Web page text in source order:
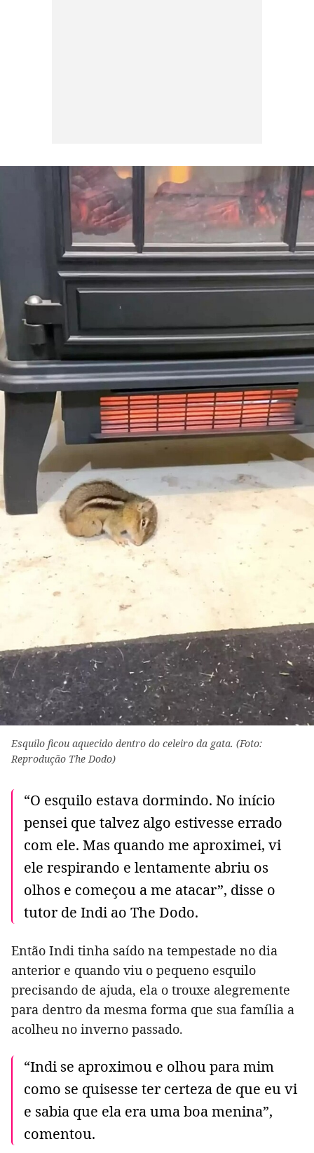
Esquilo ficou aquecido dentro do celeiro da gata. (Foto:
Reprodução The Dodo)
“O esquilo estava dormindo. No início
pensei que talvez algo estivesse errado
com ele. Mas quando me aproximei, vi
ele respirando e lentamente abriu os
olhos e começou a me atacar”, disse o
tutor de Indi ao The Dodo.
Então Indi tinha saído na tempestade no dia
anterior e quando viu o pequeno esquilo
precisando de ajuda, ela o trouxe alegremente
para dentro da mesma forma que sua família a
acolheu no inverno passado.
“Indi se aproximou e olhou para mim
como se quisesse ter certeza de que eu vi
e sabia que ela era uma boa menina”,
comentou.